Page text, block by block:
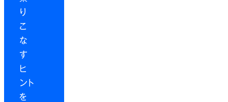
り
こ
な
す
ヒ
ント
を